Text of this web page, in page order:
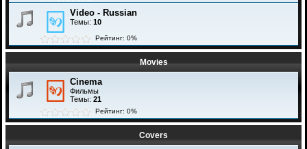
Video - Russian
Темы: 10
Рейтинг: 0%
Movies
Cinema
Фильмы
Темы: 21
Рейтинг: 0%
Covers